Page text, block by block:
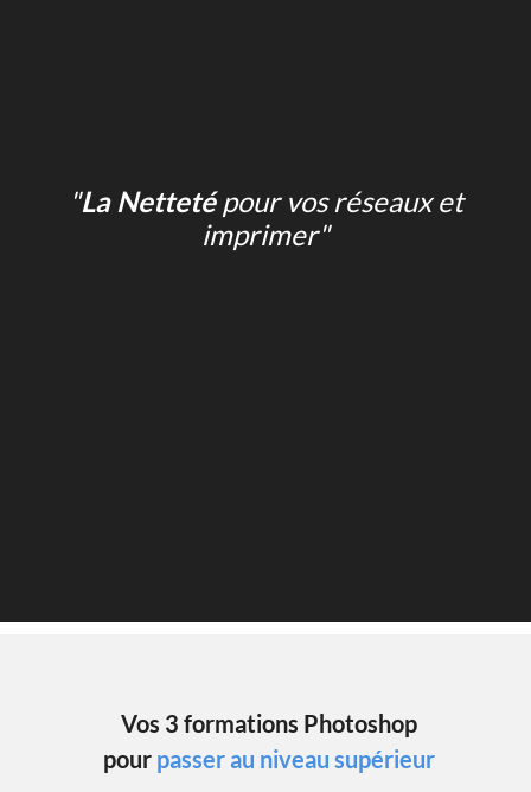
"La Nettetépour vos réseaux et
imprimer"
Vos 3 formations Photoshop
pourpasser au niveau supérieur